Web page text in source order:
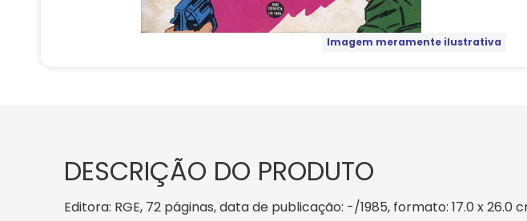
Imagem meramente ilustrativa
DESCRIÇÃO DO PRODUTO
Editora: RGE, 72 páginas, data de publicação: -/1985, formato: 17.0 x